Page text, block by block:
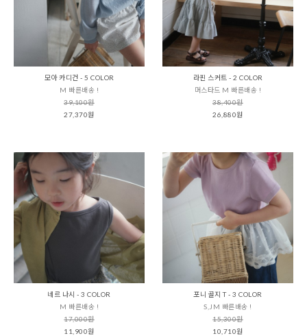
모아 카디건 - 5 COLOR
M 빠른배송 !
39,100원
27,370원
라핀 스커트 - 2 COLOR
머스타드 M 빠른배송 !
38,400원
26,880원
네르 나시 - 3 COLOR
M 빠른배송 !
17,000원
11,900원
포니 골지 T - 3 COLOR
S,JM 빠른배송 !
15,300원
10,710원